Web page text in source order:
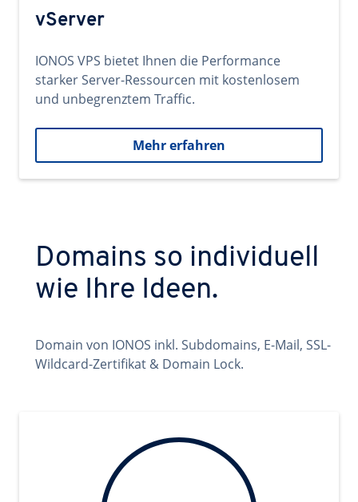
vServer
IONOS VPS bietet Ihnen die Performance
starker Server-Ressourcen mit kostenlosem
und unbegrenztem Traffic.
Mehr erfahren
Domains so individuell
wie Ihre Ideen.
Domain von IONOS inkl. Subdomains, E-Mail, SSL-
Wildcard-Zertifikat & Domain Lock.